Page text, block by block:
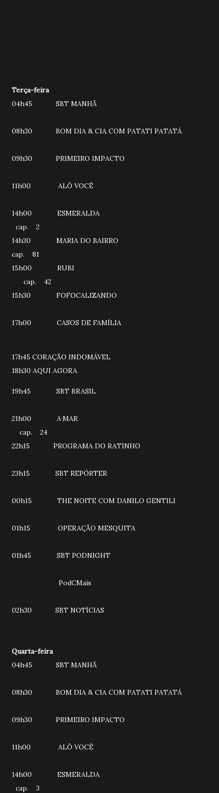
Terça-feira
04h45 SBT MANHÃ
08h30 BOM DIA & CIA COM PATATI PATATÁ
09h30 PRIMEIRO IMPACTO
11h00 ALÔ VOCÊ
14h00 ESMERALDA
cap. 2
14h30 MARIA DO BAIRRO
cap. 81
15h00 RUBI
cap. 42
15h30 FOFOCALIZANDO
17h00 CASOS DE FAMÍLIA
17h45 CORAÇÃO INDOMÁVEL
18h30 AQUI AGORA
19h45 SBT BRASIL
21h00 A·MAR
cap. 24
22h15 PROGRAMA DO RATINHO
23h15 SBT REPÓRTER
00h15 THE NOITE COM DANILO GENTILI
01h15 OPERAÇÃO MESQUITA
01h45 SBT PODNIGHT
PodCMais
02h30 SBT NOTÍCIAS
Quarta-feira
04h45 SBT MANHÃ
08h30 BOM DIA & CIA COM PATATI PATATÁ
09h30 PRIMEIRO IMPACTO
11h00 ALÔ VOCÊ
14h00 ESMERALDA
cap. 3